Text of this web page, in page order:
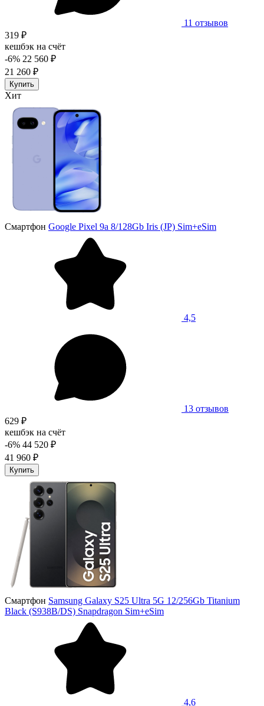
11 отзывов
319 ₽
кешбэк на счёт
-6% 22 560 ₽
21 260 ₽
Купить
Хит
Смартфон Google Pixel 9a 8/128Gb Iris (JP) Sim+eSim
4,5
13 отзывов
629 ₽
кешбэк на счёт
-6% 44 520 ₽
41 960 ₽
Купить
Смартфон Samsung Galaxy S25 Ultra 5G 12/256Gb Titanium
Black (S938B/DS) Snapdragon Sim+eSim
4,6